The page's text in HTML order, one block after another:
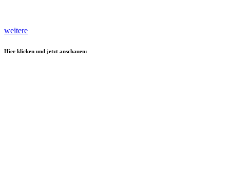
weitere
Hier klicken und jetzt anschauen: